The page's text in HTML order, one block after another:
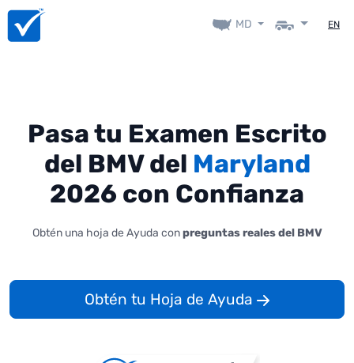
MD EN
Pasa tu Examen Escrito
del BMV del Maryland
2026 con Confianza
Obtén una hoja de Ayuda conpreguntas reales del BMV
Obtén tu Hoja de Ayuda